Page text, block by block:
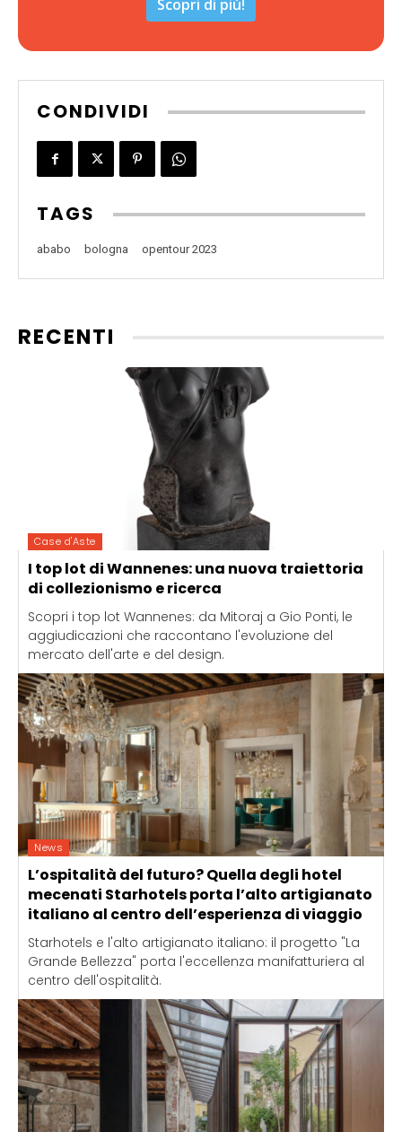
Scopri di più!
CONDIVIDI
TAGS
ababo bologna opentour 2023
RECENTI
Case d'Aste
I top lot di Wannenes: una nuova traiettoria
di collezionismo e ricerca
Scopri i top lot Wannenes: da Mitoraj a Gio Ponti, le
aggiudicazioni che raccontano l'evoluzione del
mercato dell'arte e del design.
News
L’ospitalità del futuro? Quella degli hotel
mecenati Starhotels porta l’alto artigianato
italiano al centro dell’esperienza di viaggio
Starhotels e l'alto artigianato italiano: il progetto "La
Grande Bellezza" porta l'eccellenza manifatturiera al
centro dell'ospitalità.